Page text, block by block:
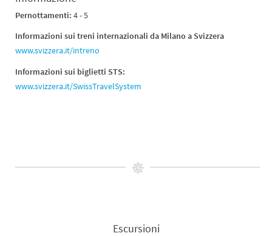
Pernottamenti: 4 - 5
Informazioni sui treni internazionali da Milano a Svizzera
www.svizzera.it/intreno
Informazioni sui biglietti STS:
www.svizzera.it/SwissTravelSystem
Escursioni